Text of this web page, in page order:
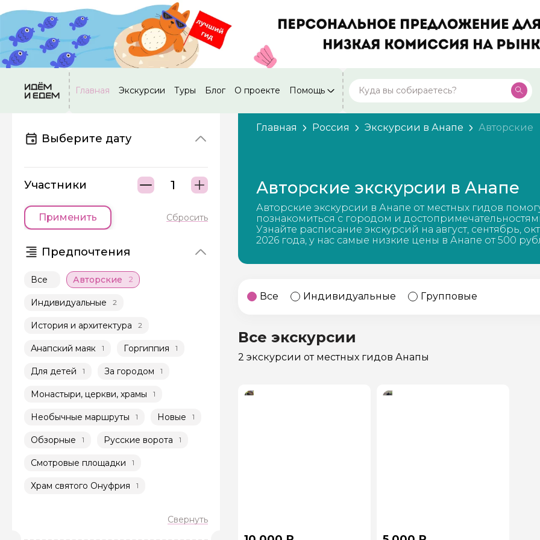
Главная Экскурсии Туры Блог О проекте Помощь
Москва
Россия
Россия
Калининград
Россия
28 экскурсий
Кисловодск
Россия
20 экскурсий
Дербент
Посмотреть все города
Выберите дату
Участники
Применить Сбросить
Предпочтения
Все Авторские 2
Индивидуальные 2
История и архитектура 2
Анапский маяк 1 Горгиппия 1
Для детей 1 За городом 1
Монастыри, церкви, храмы 1
Необычные маршруты 1 Новые 1
Обзорные 1 Русские ворота 1
Смотровые площадки 1
Храм святого Онуфрия 1
Главная Россия Экскурсии в Анапе Авторские
Авторские экскурсии в Анапе
Авторские экскурсии в Анапе от местных гидов
познакомиться с городом и
Узнайте расписание экскурсий на август, сентябрь,
2026 года, у нас самые низкие цены в Анапе от 500
Все Индивидуальные Групповые
Все экскурсии
2 экскурсии от местных гидов Анапы